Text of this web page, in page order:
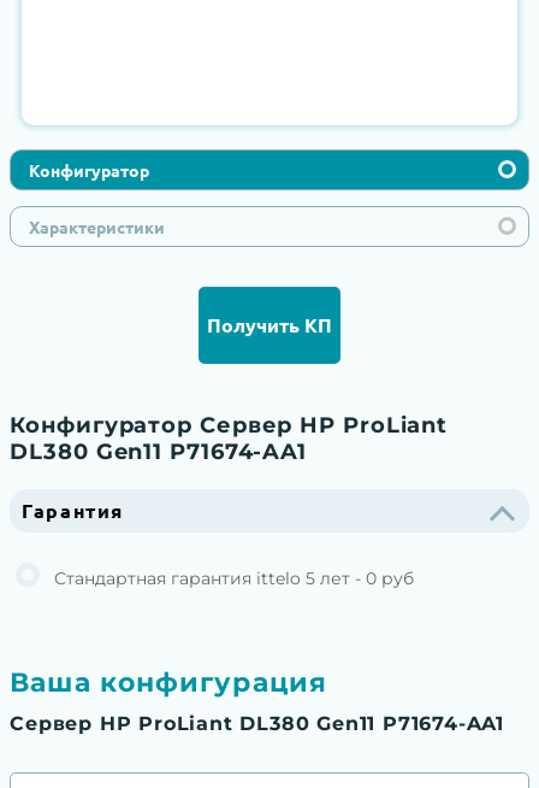
Конфигуратор
Характеристики
Получить КП
Конфигуратор Сервер HP ProLiant
DL380 Gen11 P71674-AA1
Гарантия
Стандартная гарантия ittelo 5 лет - 0 руб
Ваша конфигурация
Сервер HP ProLiant DL380 Gen11 P71674-AA1